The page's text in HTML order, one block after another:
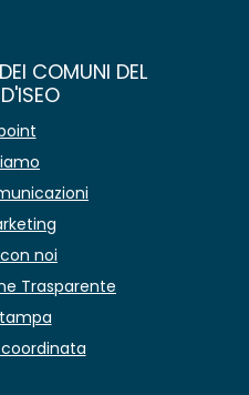
COMUNI DEL
noi
Trasparente